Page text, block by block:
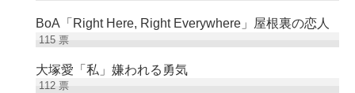
BoA「Right Here, Right Everywhere」屋根裏の恋人
115票
大塚愛「私」嫌われる勇気
112票